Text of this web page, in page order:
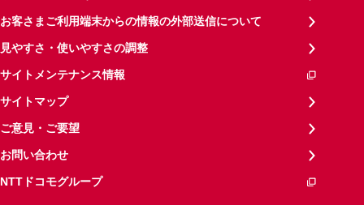
お客さまご利用端末からの情報の外部送信について
見やすさ・使いやすさの調整
サイトメンテナンス情報
サイトマップ
ご意見・ご要望
お問い合わせ
NTTドコモグループ